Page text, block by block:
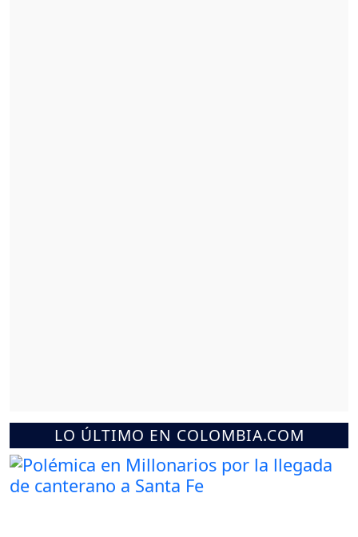
LO ÚLTIMO EN COLOMBIA.COM